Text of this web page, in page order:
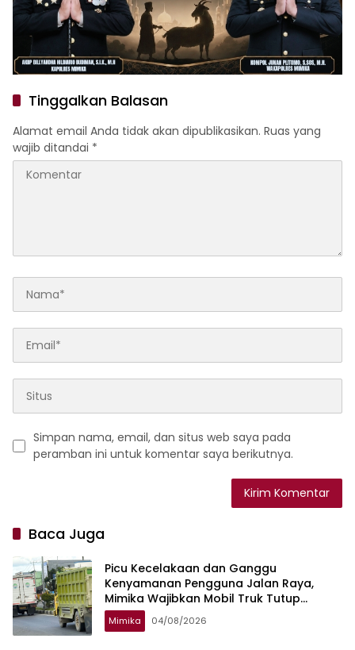
Tinggalkan Balasan
Alamat email Anda tidak akan dipublikasikan. Ruas yang
wajib ditandai *
Simpan nama, email, dan situs web saya pada
peramban ini untuk komentar saya berikutnya.
Baca Juga
Picu Kecelakaan dan Ganggu
Kenyamanan Pengguna Jalan Raya,
Mimika Wajibkan Mobil Truk Tutup
Muatan Pakai Terpal
Mimika 04/08/2026